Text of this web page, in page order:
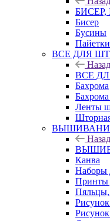
Бисер
Бусины
Пайетки
ВСЕ ДЛЯ
Назад
ВСЕ
Бахрома
Ленты
Назад
Канва
Наборы
Принты
Пяльцы,